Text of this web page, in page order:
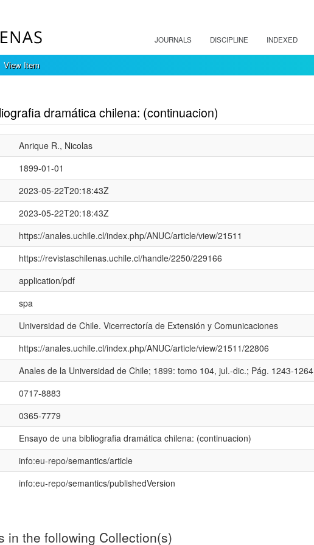
JOURNALS DISCIPLINE INDEXED
View Item
dramática chilena: (continuacion)
Anrique R., Nicolas
1899-01-01
2023-05-22T20:18:43Z
2023-05-22T20:18:43Z
https://anales.uchile.cl/index.php/ANUC/article/view/21511
https://revistaschilenas.uchile.cl/handle/2250/229166
application/pdf
spa
Universidad de Chile. Vicerrectoría de Extensión y Comunicaciones
https://anales.uchile.cl/index.php/ANUC/article/view/21511/22806
Anales de la Universidad de Chile; 1899: tomo 104, jul.-dic.; Pág. 1243-1264
0717-8883
0365-7779
Ensayo de una bibliografia dramática chilena: (continuacion)
info:eu-repo/semantics/article
info:eu-repo/semantics/publishedVersion
in the following Collection(s)